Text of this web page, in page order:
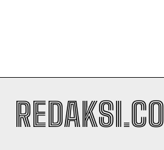
REDAKSI.CO